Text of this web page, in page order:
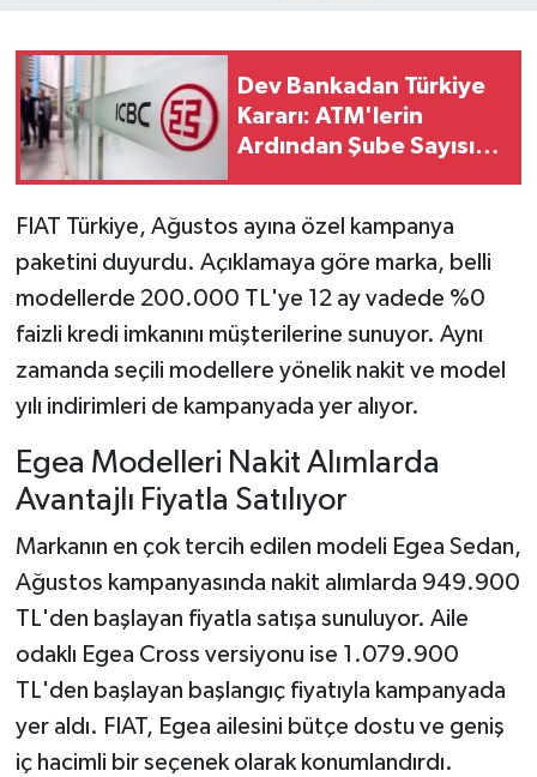
Dev Bankadan Türkiye
Kararı: ATM'lerin
Ardından Şube Sayısı
FIAT Türkiye, Ağustos ayına özel kampanya
paketini duyurdu. Açıklamaya göre marka, belli
modellerde 200.000 TL'ye 12 ay vadede %0
faizli kredi imkanını müşterilerine sunuyor. Aynı
zamanda seçili modellere yönelik nakit ve model
yılı indirimleri de kampanyada yer alıyor.
Egea Modelleri Nakit Alımlarda
Avantajlı Fiyatla Satılıyor
Markanın en çok tercih edilen modeli Egea Sedan,
Ağustos kampanyasında nakit alımlarda 949.900
TL'den başlayan fiyatla satışa sunuluyor. Aile
odaklı Egea Cross versiyonu ise 1.079.900
TL'den başlayan başlangıç fiyatıyla kampanyada
yer aldı. FIAT, Egea ailesini bütçe dostu ve geniş
iç hacimli bir seçenek olarak konumlandırdı.